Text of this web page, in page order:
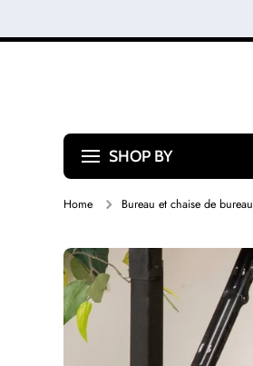
SHOP BY
Home Bureau et chaise de bureau